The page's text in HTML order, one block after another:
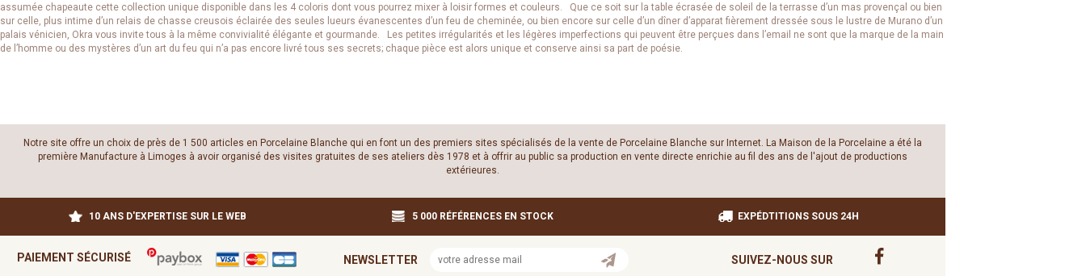
assumée chapeaute cette collection unique disponible dans les 4 coloris dont vous pourrez mixer à loisir formes et couleurs. Que ce soit sur la table écrasée de soleil de la terrasse d’un mas provençal ou bien
sur celle, plus intime d’un relais de chasse creusois éclairée des seules lueurs évanescentes d’un feu de cheminée, ou bien encore sur celle d’un dîner d’apparat fièrement dressée sous le lustre de Murano d’un
palais vénicien, Okra vous invite tous à la même convivialité élégante et gourmande. Les petites irrégularités et les légères imperfections qui peuvent être perçues dans l’email ne sont que la marque de la main
de l’homme ou des mystères d’un art du feu qui n’a pas encore livré tous ses secrets; chaque pièce est alors unique et conserve ainsi sa part de poésie.
Notre site offre un choix de près de 1 500 articles en Porcelaine Blanche qui en font un des premiers sites spécialisés de la vente de Porcelaine Blanche sur Internet. La Maison de la Porcelaine a été la
première Manufacture à Limoges à avoir organisé des visites gratuites de ses ateliers dès 1978 et à offrir au public sa production en vente directe enrichie au fil des ans de l'ajout de productions
extérieures.
10 ANS D'EXPERTISE SUR LE WEB 5 000 RÉFÉRENCES EN STOCK EXPÉDTITIONS SOUS 24H
PAIEMENT SÉCURISÉ NEWSLETTER SUIVEZ-NOUS SUR